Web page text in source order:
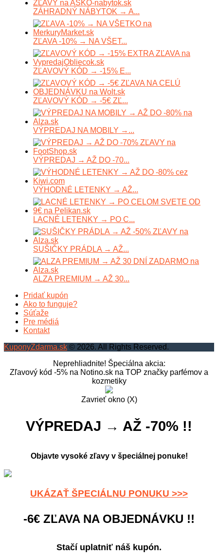
ZÁHRADNÝ NÁBYTOK → A...
ZĽAVA -10% → NA VŠET...
ZĽAVOVÝ KÓD → -15% E...
ZĽAVOVÝ KÓD → -5€ ZĽ...
VÝPREDAJ NA MOBILY →...
VÝPREDAJ → AŽ DO -70...
VÝHODNÉ LETENKY → AŽ...
LACNÉ LETENKY → PO C...
SUŠIČKY PRÁDLA → AŽ...
ALZA PREMIUM → AŽ 30...
Pridať kupón
Ako to funguje?
Súťaže
Pre médiá
Kontakt
KuponyZdarma.sk © 2026. All Rights Reserved.
Neprehliadnite! Špeciálna akcia:
Zľavový kód -5% na Notino.sk na TOP značky parfémov a
kozmetiky
Zavrieť okno (X)
VÝPREDAJ → AŽ -70% !!
Objavte vysoké zľavy v špeciálnej ponuke!
UKÁZAŤ ŠPECIÁLNU PONUKU >>>
-6€ ZĽAVA NA OBJEDNÁVKU !!
Stačí uplatniť náš kupón.